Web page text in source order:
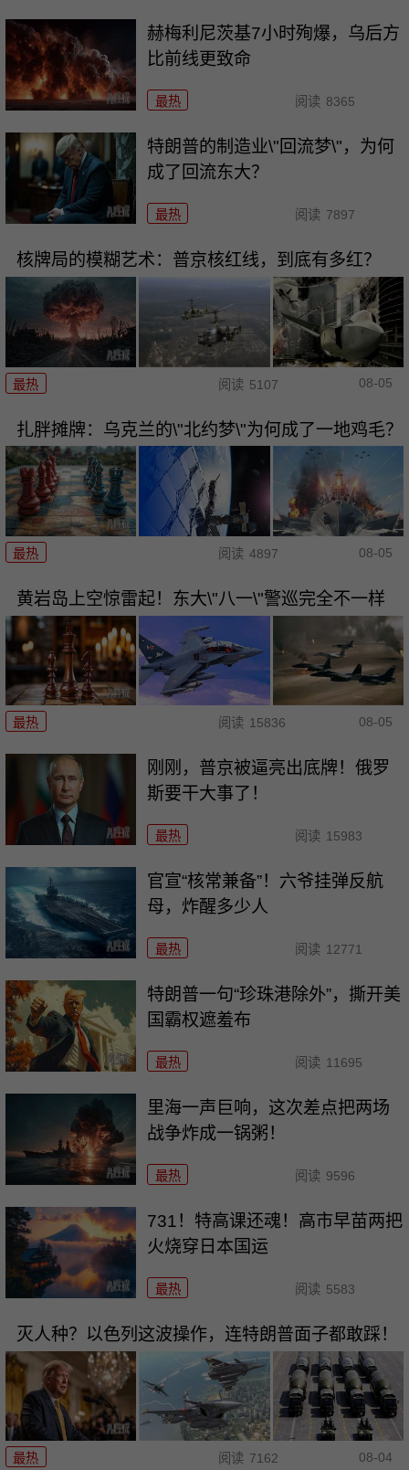
赫梅利尼茨基7小时殉爆，乌后方
比前线更致命
最热 阅读 8365
特朗普的制造业\"回流梦\"，为何
成了回流东大？
最热 阅读 7897
核牌局的模糊艺术：普京核红线，到底有多红？
最热 阅读 5107 08-05
扎胖摊牌：乌克兰的\"北约梦\"为何成了一地鸡毛？
最热 阅读 4897 08-05
黄岩岛上空惊雷起！东大\"八一\"警巡完全不一样
最热 阅读 15836 08-05
刚刚，普京被逼亮出底牌！俄罗
斯要干大事了！
最热 阅读 15983
官宣“核常兼备”！六爷挂弹反航
母，炸醒多少人
最热 阅读 12771
特朗普一句“珍珠港除外”，撕开美
国霸权遮羞布
最热 阅读 11695
里海一声巨响，这次差点把两场
战争炸成一锅粥！
最热 阅读 9596
731！特高课还魂！高市早苗两把
火烧穿日本国运
最热 阅读 5583
灭人种？以色列这波操作，连特朗普面子都敢踩！
最热 阅读 7162 08-04